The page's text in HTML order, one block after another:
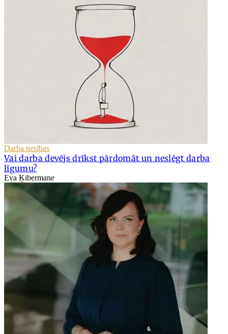
Darba tiesības
Vai darba devējs drīkst pārdomāt un neslēgt darba
līgumu?
Eva Ķibermane